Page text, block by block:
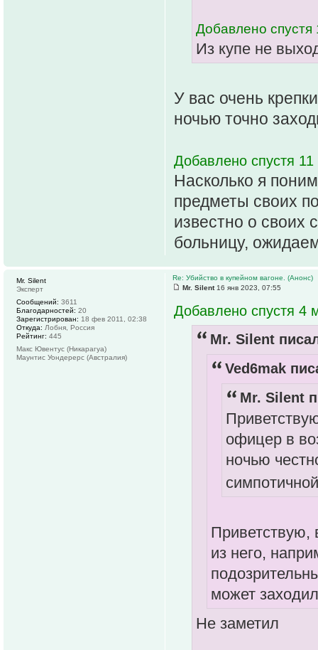
Добавлено спустя
Из купе не
У вас очень
ночью точно
Добавлено спустя
Насколько я
предметы своих
известно о своих
больницу,
Re: Убийство в купейном вагоне. (Анонс)
Mr. Silent16 янв 2023, 07:55
Добавлено спустя 4
Mr. Silent
Ved6mak
Mr. Silent
офицер в
ночью
Приветствую,
из него,
может
Не заметил
Mr. Silent
Эксперт
Сообщений: 3611
Благодарностей: 20
Зарегистрирован: 18 фев 2011, 02:38
Откуда: Лобня, Россия
Рейтинг: 445
Макс Ювентус (Никарагуа)
Маунтис Уондерерс (Австралия)